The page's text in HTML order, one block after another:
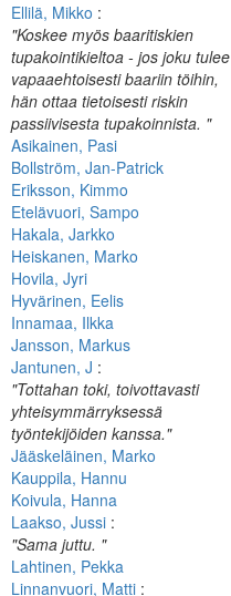
Ellilä, Mikko :
"Koskee myös baaritiskien
tupakointikieltoa - jos joku tulee
vapaaehtoisesti baariin töihin,
hän ottaa tietoisesti riskin
passiivisesta tupakoinnista. "
Asikainen, Pasi
Bollström, Jan-Patrick
Eriksson, Kimmo
Etelävuori, Sampo
Hakala, Jarkko
Heiskanen, Marko
Hovila, Jyri
Hyvärinen, Eelis
Innamaa, Ilkka
Jansson, Markus
Jantunen, J :
"Tottahan toki, toivottavasti
yhteisymmärryksessä
työntekijöiden kanssa."
Jääskeläinen, Marko
Kauppila, Hannu
Koivula, Hanna
Laakso, Jussi :
"Sama juttu. "
Lahtinen, Pekka
Linnanvuori, Matti :